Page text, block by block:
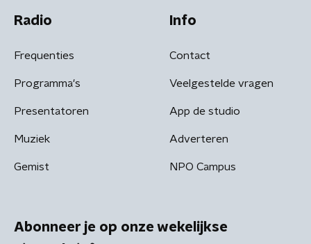
Radio
Frequenties
Programma's
Presentatoren
Muziek
Gemist
Info
Contact
Veelgestelde vragen
App de studio
Adverteren
NPO Campus
Abonneer je op onze wekelijkse